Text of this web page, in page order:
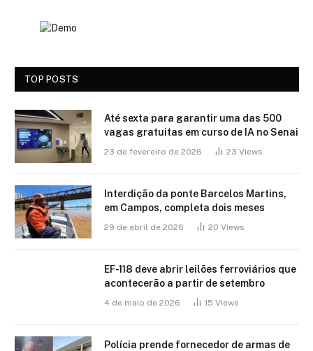
TOP POSTS
Até sexta para garantir uma das 500
vagas gratuitas em curso de IA no Senai
23 de fevereiro de 2026 23 Views
Interdição da ponte Barcelos Martins,
em Campos, completa dois meses
29 de abril de 2026 20 Views
EF-118 deve abrir leilões ferroviários que
acontecerão a partir de setembro
4 de maio de 2026 15 Views
Polícia prende fornecedor de armas de